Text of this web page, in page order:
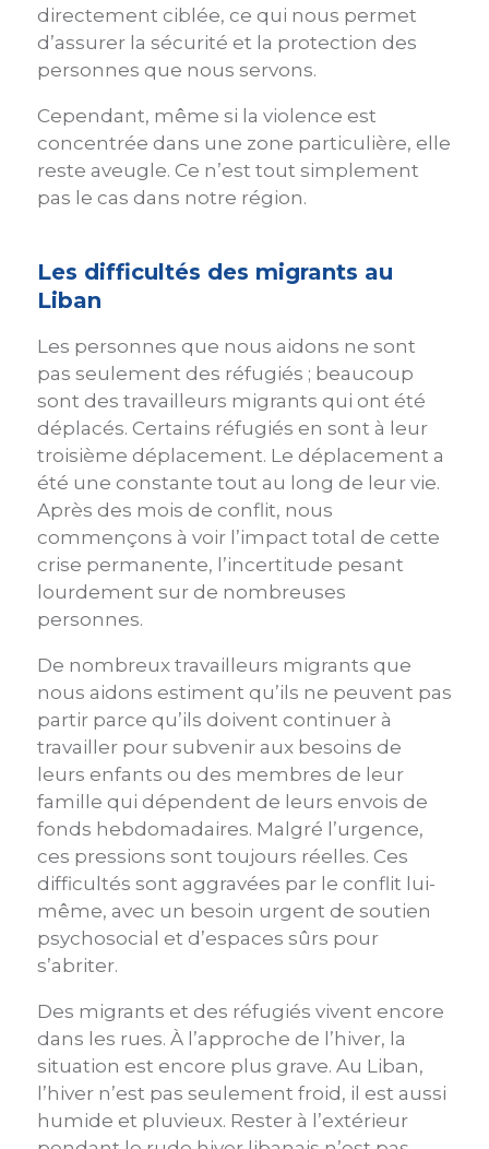
directement ciblée, ce qui nous permet
d’assurer la sécurité et la protection des
personnes que nous servons.
Cependant, même si la violence est
concentrée dans une zone particulière, elle
reste aveugle. Ce n’est tout simplement
pas le cas dans notre région.
Les difficultés des migrants au
Liban
Les personnes que nous aidons ne sont
pas seulement des réfugiés ; beaucoup
sont des travailleurs migrants qui ont été
déplacés. Certains réfugiés en sont à leur
troisième déplacement. Le déplacement a
été une constante tout au long de leur vie.
Après des mois de conflit, nous
commençons à voir l’impact total de cette
crise permanente, l’incertitude pesant
lourdement sur de nombreuses
personnes.
De nombreux travailleurs migrants que
nous aidons estiment qu’ils ne peuvent pas
partir parce qu’ils doivent continuer à
travailler pour subvenir aux besoins de
leurs enfants ou des membres de leur
famille qui dépendent de leurs envois de
fonds hebdomadaires. Malgré l’urgence,
ces pressions sont toujours réelles. Ces
difficultés sont aggravées par le conflit lui-
même, avec un besoin urgent de soutien
psychosocial et d’espaces sûrs pour
s’abriter.
Des migrants et des réfugiés vivent encore
dans les rues. À l’approche de l’hiver, la
situation est encore plus grave. Au Liban,
l’hiver n’est pas seulement froid, il est aussi
humide et pluvieux. Rester à l’extérieur